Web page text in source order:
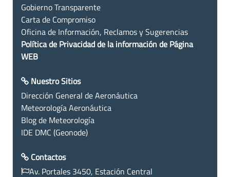
Gobierno Transparente
Carta de Compromiso
Oficina de Información, Reclamos y Sugerencias
Política de Privacidad de la información de Página
WEB
Nuestro Sitios
Dirección General de Aeronáutica
Meteorología Aeronáutica
Blog de Meteorología
IDE DMC (Geonode)
Contactos
Av. Portales 3450, Estación Central